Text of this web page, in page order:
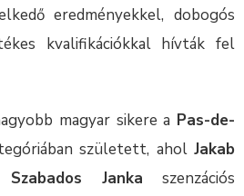
eredményekkel, dobogós
kvalifikációkkal hívták fel
magyar sikere a Pas-de-
született, aholJakab
Janka szenzációs